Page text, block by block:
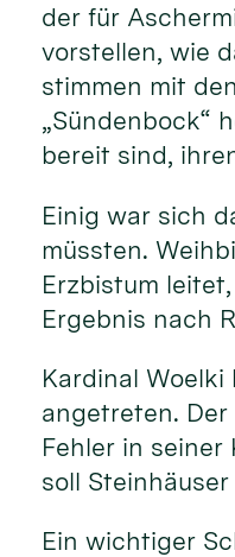
der für
vorstellen, wie
stimmen mit
„Sündenbock“
bereit sind,
Einig war sich
müssten.
Erzbistum
Ergebnis nach
Kardinal
angetreten.
Fehler in
soll
Ein wichtiger